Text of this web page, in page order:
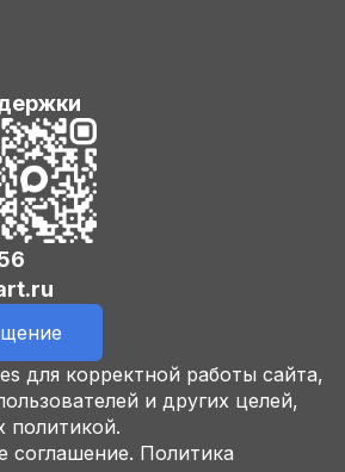
для корректной работы сайта,
и других целей,
политикой.
соглашение. Политика